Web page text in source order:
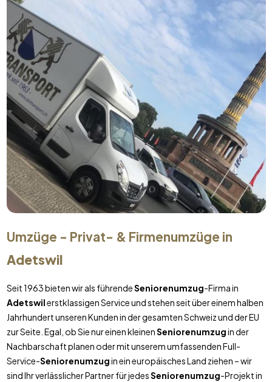
Umzüge - Privat- & Firmenumzüge in
Adetswil
Seit 1963 bieten wir als führendeSeniorenumzug-Firma in
Adetswilerstklassigen Service und stehen seit über einem halben
Jahrhundert unseren Kunden in der gesamten Schweiz und der EU
zur Seite. Egal, ob Sie nur einen kleinenSeniorenumzugin der
Nachbarschaft planen oder mit unserem umfassenden Full-
Service-Seniorenumzugin ein europäisches Land ziehen – wir
sind Ihr verlässlicher Partner für jedesSeniorenumzug-Projekt in